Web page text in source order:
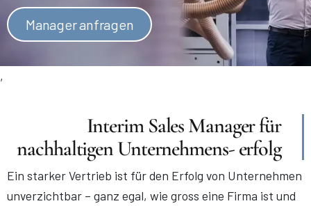
Manager anfragen
,
Interim Sales Manager für
nachhaltigen Unternehmens- erfolg
Ein starker Vertrieb ist für den Erfolg von Unternehmen
unverzichtbar – ganz egal, wie gross eine Firma ist und